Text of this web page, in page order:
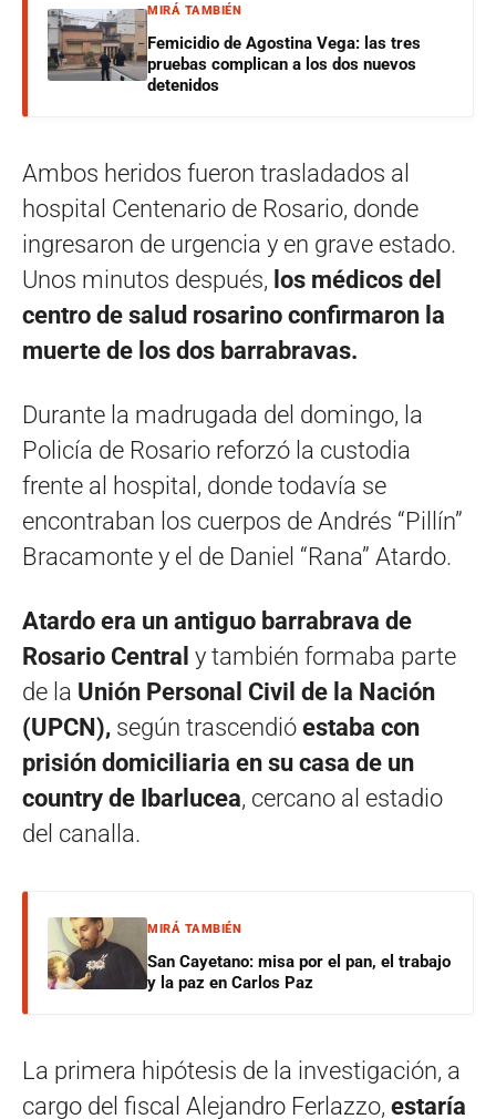
MIRÁ TAMBIÉN
Femicidio de Agostina Vega: las tres
pruebas complican a los dos nuevos
detenidos
Ambos heridos fueron trasladados al
hospital Centenario de Rosario, donde
ingresaron de urgencia y en grave estado.
Unos minutos después, los médicos del
centro de salud rosarino confirmaron la
muerte de los dos barrabravas.
Durante la madrugada del domingo, la
Policía de Rosario reforzó la custodia
frente al hospital, donde todavía se
encontraban los cuerpos de Andrés “Pillín”
Bracamonte y el de Daniel “Rana” Atardo.
Atardo era un antiguo barrabrava de
Rosario Central y también formaba parte
de la Unión Personal Civil de la Nación
(UPCN), según trascendió estaba con
prisión domiciliaria en su casa de un
country de Ibarlucea, cercano al estadio
del canalla.
MIRÁ TAMBIÉN
San Cayetano: misa por el pan, el trabajo
y la paz en Carlos Paz
La primera hipótesis de la investigación, a
cargo del fiscal Alejandro Ferlazzo, estaría